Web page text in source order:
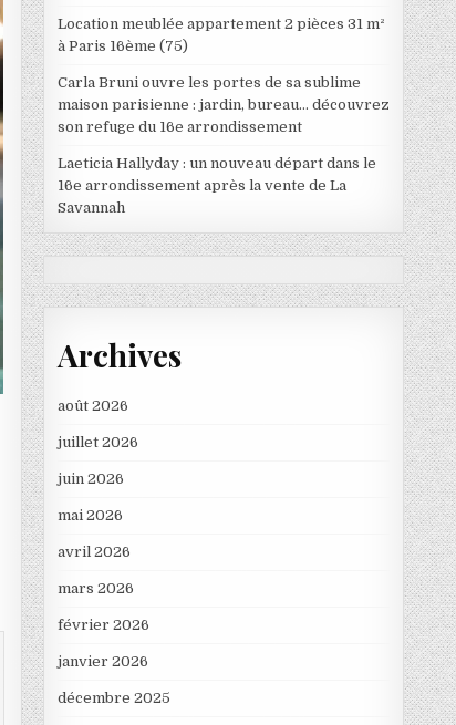
Location meublée appartement 2 pièces 31 m²
à Paris 16ème (75)
Carla Bruni ouvre les portes de sa sublime
maison parisienne : jardin, bureau… découvrez
son refuge du 16e arrondissement
Laeticia Hallyday : un nouveau départ dans le
16e arrondissement après la vente de La
Savannah
Archives
août 2026
juillet 2026
juin 2026
mai 2026
avril 2026
mars 2026
février 2026
janvier 2026
décembre 2025